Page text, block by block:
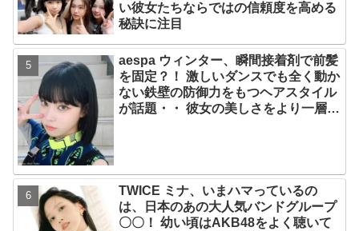
い彼女たちならではの信頼度を高める
秘訣に注目
aespa ウィンター、瞬間接着剤で前髪
を固定？！ 激しいダンスでも全く動か
ない鉄壁の防御力をもつヘアスタイル
が話題・・ 彼女の美しさをより一層引
TWICE ミナ、いまハマっているの
は、日本のあの大人気バンドグループ
〇〇！ 幼い頃はAKB48をよく聴いて